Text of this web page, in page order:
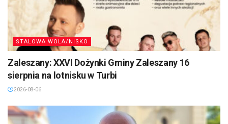
STALOWA WOLA/NISKO
Zaleszany: XXVI Dożynki Gminy Zaleszany 16
sierpnia na lotnisku w Turbi
2026-08-06